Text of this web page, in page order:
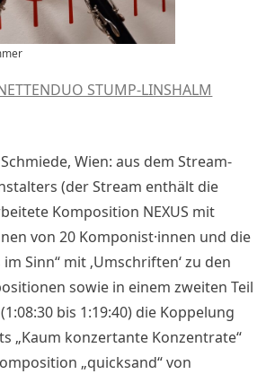
STUMP-LINSHALM
Wien: aus dem Stream-
(der Stream enthält die
Komposition NEXUS mit
von 20 Komponist·innen und die
im Sinn“ mit ‚Umschriften‘ zu den
sowie in einem zweiten Teil
bis 1:19:40) die Koppelung
„Kaum konzertante Konzentrate“
„quicksand“ von